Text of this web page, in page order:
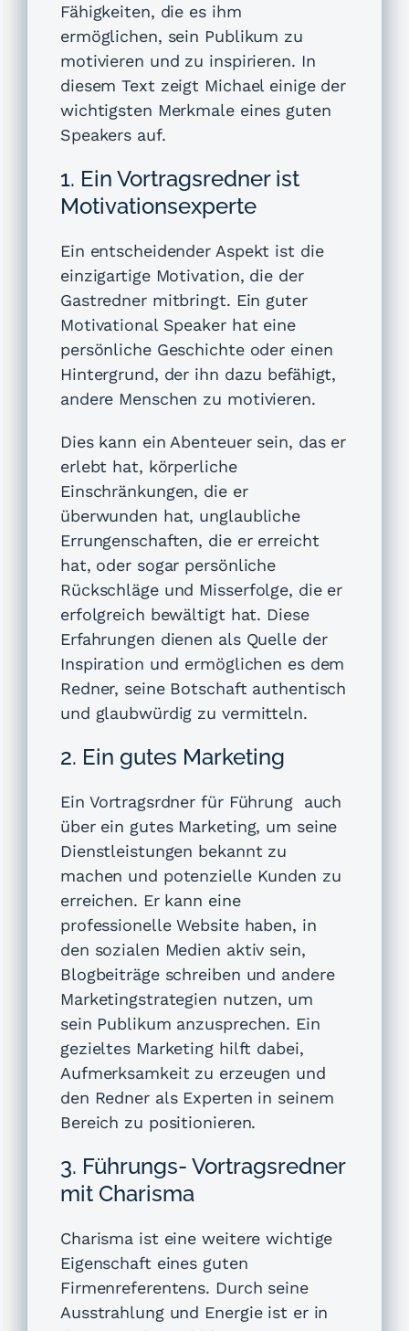
Fähigkeiten, die es ihm
ermöglichen, sein Publikum zu
motivieren und zu inspirieren. In
diesem Text zeigt Michael einige der
wichtigsten Merkmale eines guten
Speakers auf.
1. Ein Vortragsredner ist
Motivationsexperte
Ein entscheidender Aspekt ist die
einzigartige Motivation, die der
Gastredner mitbringt. Ein guter
Motivational Speaker hat eine
persönliche Geschichte oder einen
Hintergrund, der ihn dazu befähigt,
andere Menschen zu motivieren.
Dies kann ein Abenteuer sein, das er
erlebt hat, körperliche
Einschränkungen, die er
überwunden hat, unglaubliche
Errungenschaften, die er erreicht
hat, oder sogar persönliche
Rückschläge und Misserfolge, die er
erfolgreich bewältigt hat. Diese
Erfahrungen dienen als Quelle der
Inspiration und ermöglichen es dem
Redner, seine Botschaft authentisch
und glaubwürdig zu vermitteln.
2. Ein gutes Marketing
Ein Vortragsrdner für Führung
auch
über ein gutes Marketing, um seine
Dienstleistungen bekannt zu
machen und potenzielle Kunden zu
erreichen. Er kann eine
professionelle Website haben, in
den sozialen Medien aktiv sein,
Blogbeiträge schreiben und andere
Marketingstrategien nutzen, um
sein Publikum anzusprechen. Ein
gezieltes Marketing hilft dabei,
Aufmerksamkeit zu erzeugen und
den Redner als Experten in seinem
Bereich zu positionieren.
3. Führungs- Vortragsredner
mit Charisma
Charisma ist eine weitere wichtige
Eigenschaft eines guten
Firmenreferentens. Durch seine
Ausstrahlung und Energie ist er in